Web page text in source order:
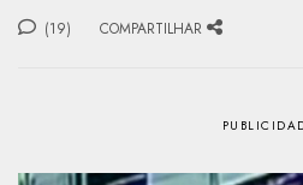
(19) COMPARTILHAR